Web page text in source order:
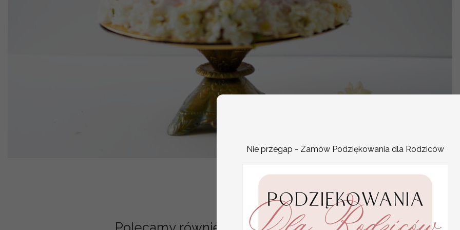
OPIS PRODUKTU
Nie przegap - Zamów Podziękowania dla Rodziców